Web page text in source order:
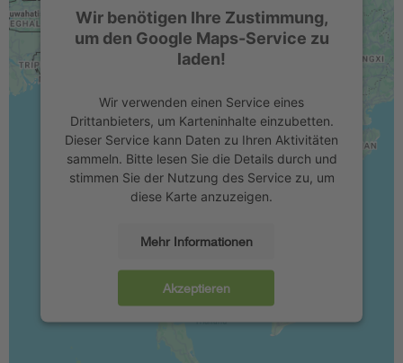
Wir benötigen Ihre Zustimmung,
um den Google Maps-Service zu
laden!
Wir verwenden einen Service eines
Drittanbieters, um Karteninhalte einzubetten.
Dieser Service kann Daten zu Ihren Aktivitäten
sammeln. Bitte lesen Sie die Details durch und
stimmen Sie der Nutzung des Service zu, um
diese Karte anzuzeigen.
Mehr Informationen
Akzeptieren